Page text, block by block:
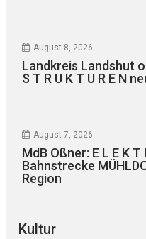
August 8, 2026
Landkreis Landshut
S T R U K T U R E N
August 7, 2026
MdB Oßner: E L E K T
Bahnstrecke
Region
Kultur